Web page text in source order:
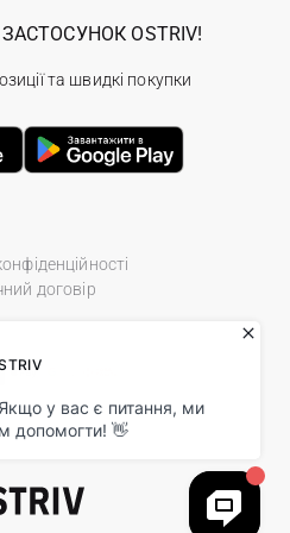
договір
All Rights Reserved.
OSTRIV!
та швидкі покупки